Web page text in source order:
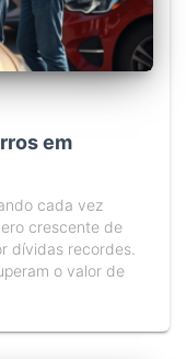
em
cada vez
crescente de
dívidas recordes.
o valor de